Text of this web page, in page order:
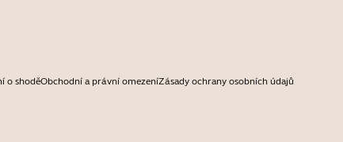
o shoděObchodní a právní omezeníZásady ochrany osobních údajů